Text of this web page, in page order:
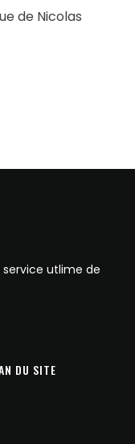
de Nicolas
service utlime de
DU SITE